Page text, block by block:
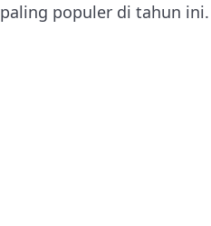
populer di tahun ini.